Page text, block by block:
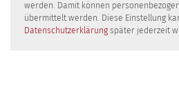
werden. Damit können
übermittelt werden. Diese Einstellung
Datenschutzerklärung später jederzeit